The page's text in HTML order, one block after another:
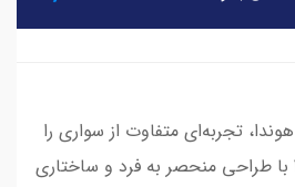
تجربه‌ای متفاوت از سواری را
تجربه کنید! کد 4908242 با طراحی منحصر به فرد و ساختاری